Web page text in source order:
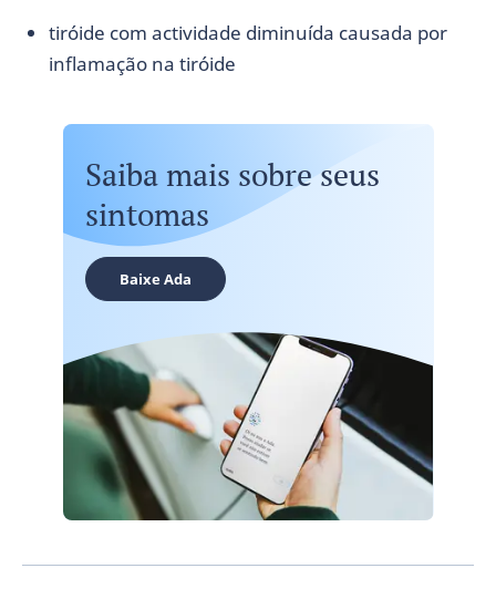
tiróide com actividade diminuída causada por
inflamação na tiróide
Saiba mais sobre seus
sintomas
Baixe Ada